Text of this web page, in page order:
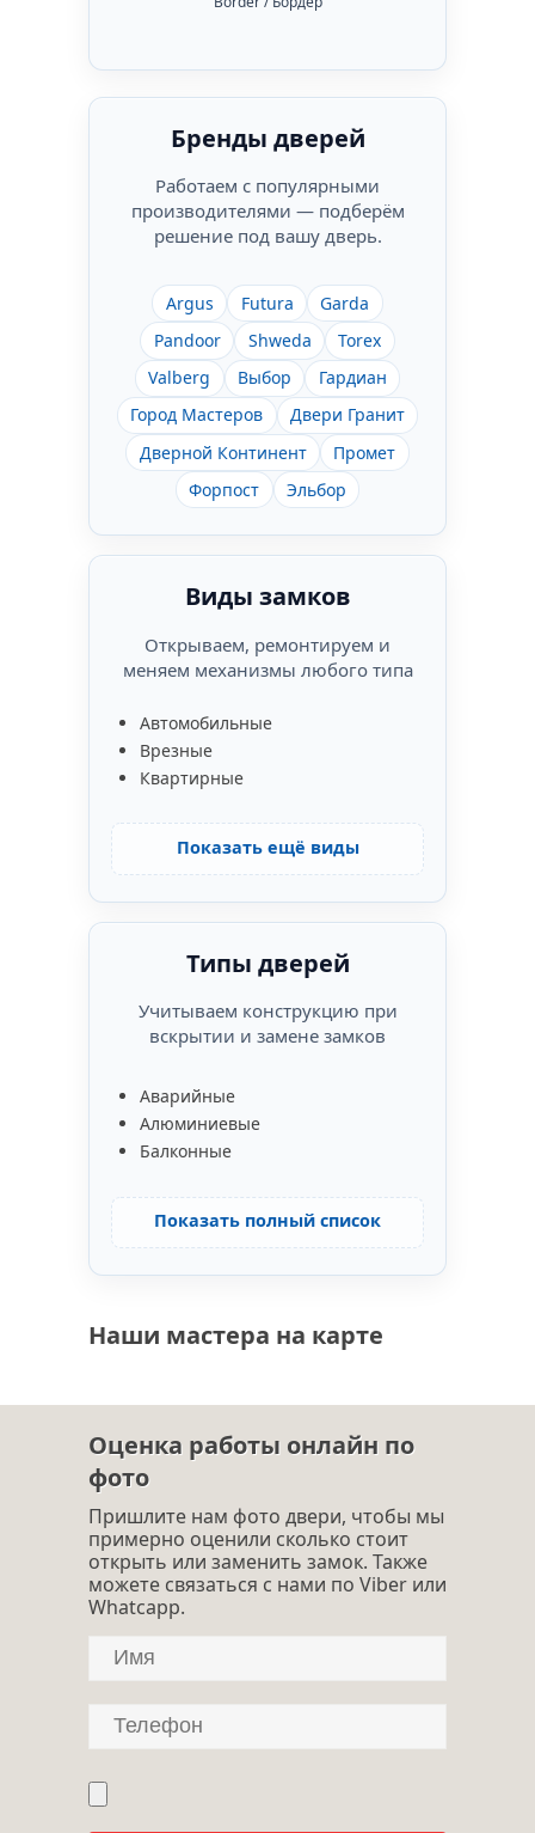
Бренды дверей
Работаем с популярными
производителями — подберём
решение под вашу дверь.
Argus Futura
Garda
Pandoor
Shweda
Torex
Valberg
Выбор
Гардиан
Город Мастеров
Двери Гранит
Дверной Континент
Промет
Форпост
Эльбор
Виды замков
Открываем, ремонтируем и
меняем механизмы любого типа
Автомобильные
Врезные
Квартирные
Показать ещё виды
Типы дверей
Учитываем конструкцию при
вскрытии и замене замков
Аварийные
Алюминиевые
Балконные
Показать полный список
Наши мастера на карте
Оценка работы онлайн по
фото
Пришлите нам фото двери, чтобы мы
примерно оценили сколько стоит
открыть или заменить замок. Также
можете связаться с нами по Viber или
Whatcapp.